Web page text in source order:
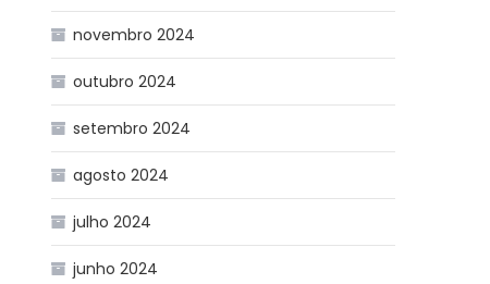
novembro 2024
outubro 2024
setembro 2024
agosto 2024
julho 2024
junho 2024